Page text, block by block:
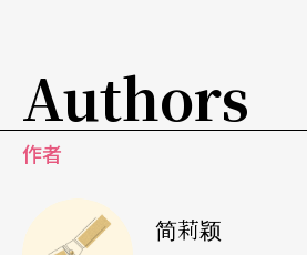
Authors
作者
简莉颖